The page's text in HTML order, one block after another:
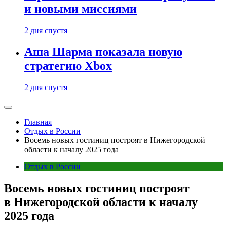
и новыми миссиями
2 дня спустя
Аша Шарма показала новую
стратегию Xbox
2 дня спустя
Главная
Отдых в России
Восемь новых гостиниц построят в Нижегородской
области к началу 2025 года
Отдых в России
Восемь новых гостиниц построят
в Нижегородской области к началу
2025 года